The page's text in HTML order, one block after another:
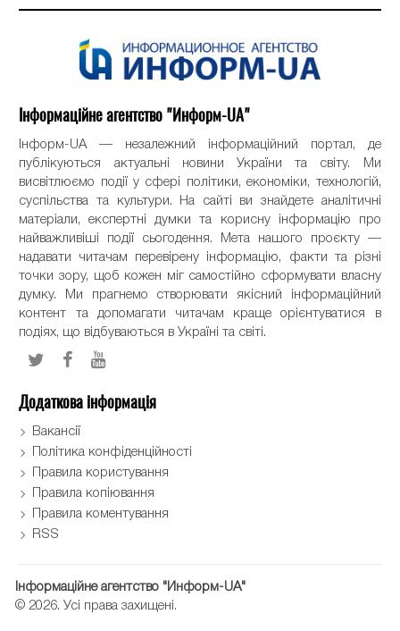
Інформаційне агентство "Информ-UA"
Інформ-UA — незалежний інформаційний портал, де
публікуються актуальні новини України та світу. Ми
висвітлюємо події у сфері політики, економіки, технологій,
суспільства та культури. На сайті ви знайдете аналітичні
матеріали, експертні думки та корисну інформацію про
найважливіші події сьогодення. Мета нашого проєкту —
надавати читачам перевірену інформацію, факти та різні
точки зору, щоб кожен міг самостійно сформувати власну
думку. Ми прагнемо створювати якісний інформаційний
контент та допомагати читачам краще орієнтуватися в
подіях, що відбуваються в Україні та світі.
Додаткова інформація
Вакансії
Політика конфіденційності
Правила користування
Правила копіювання
Правила коментування
RSS
Інформаційне агентство "Информ-UA"
© 2026. Усі права захищені.